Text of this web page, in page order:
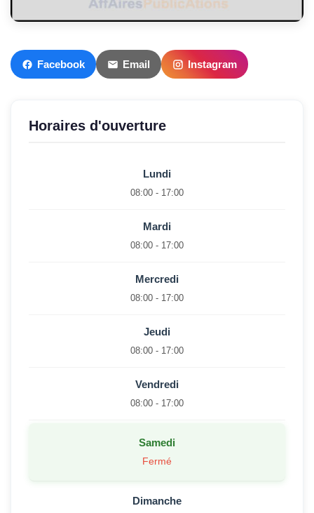
Facebook Email Instagram
Horaires d'ouverture
Lundi
08:00 - 17:00
Mardi
08:00 - 17:00
Mercredi
08:00 - 17:00
Jeudi
08:00 - 17:00
Vendredi
08:00 - 17:00
Samedi
Fermé
Dimanche